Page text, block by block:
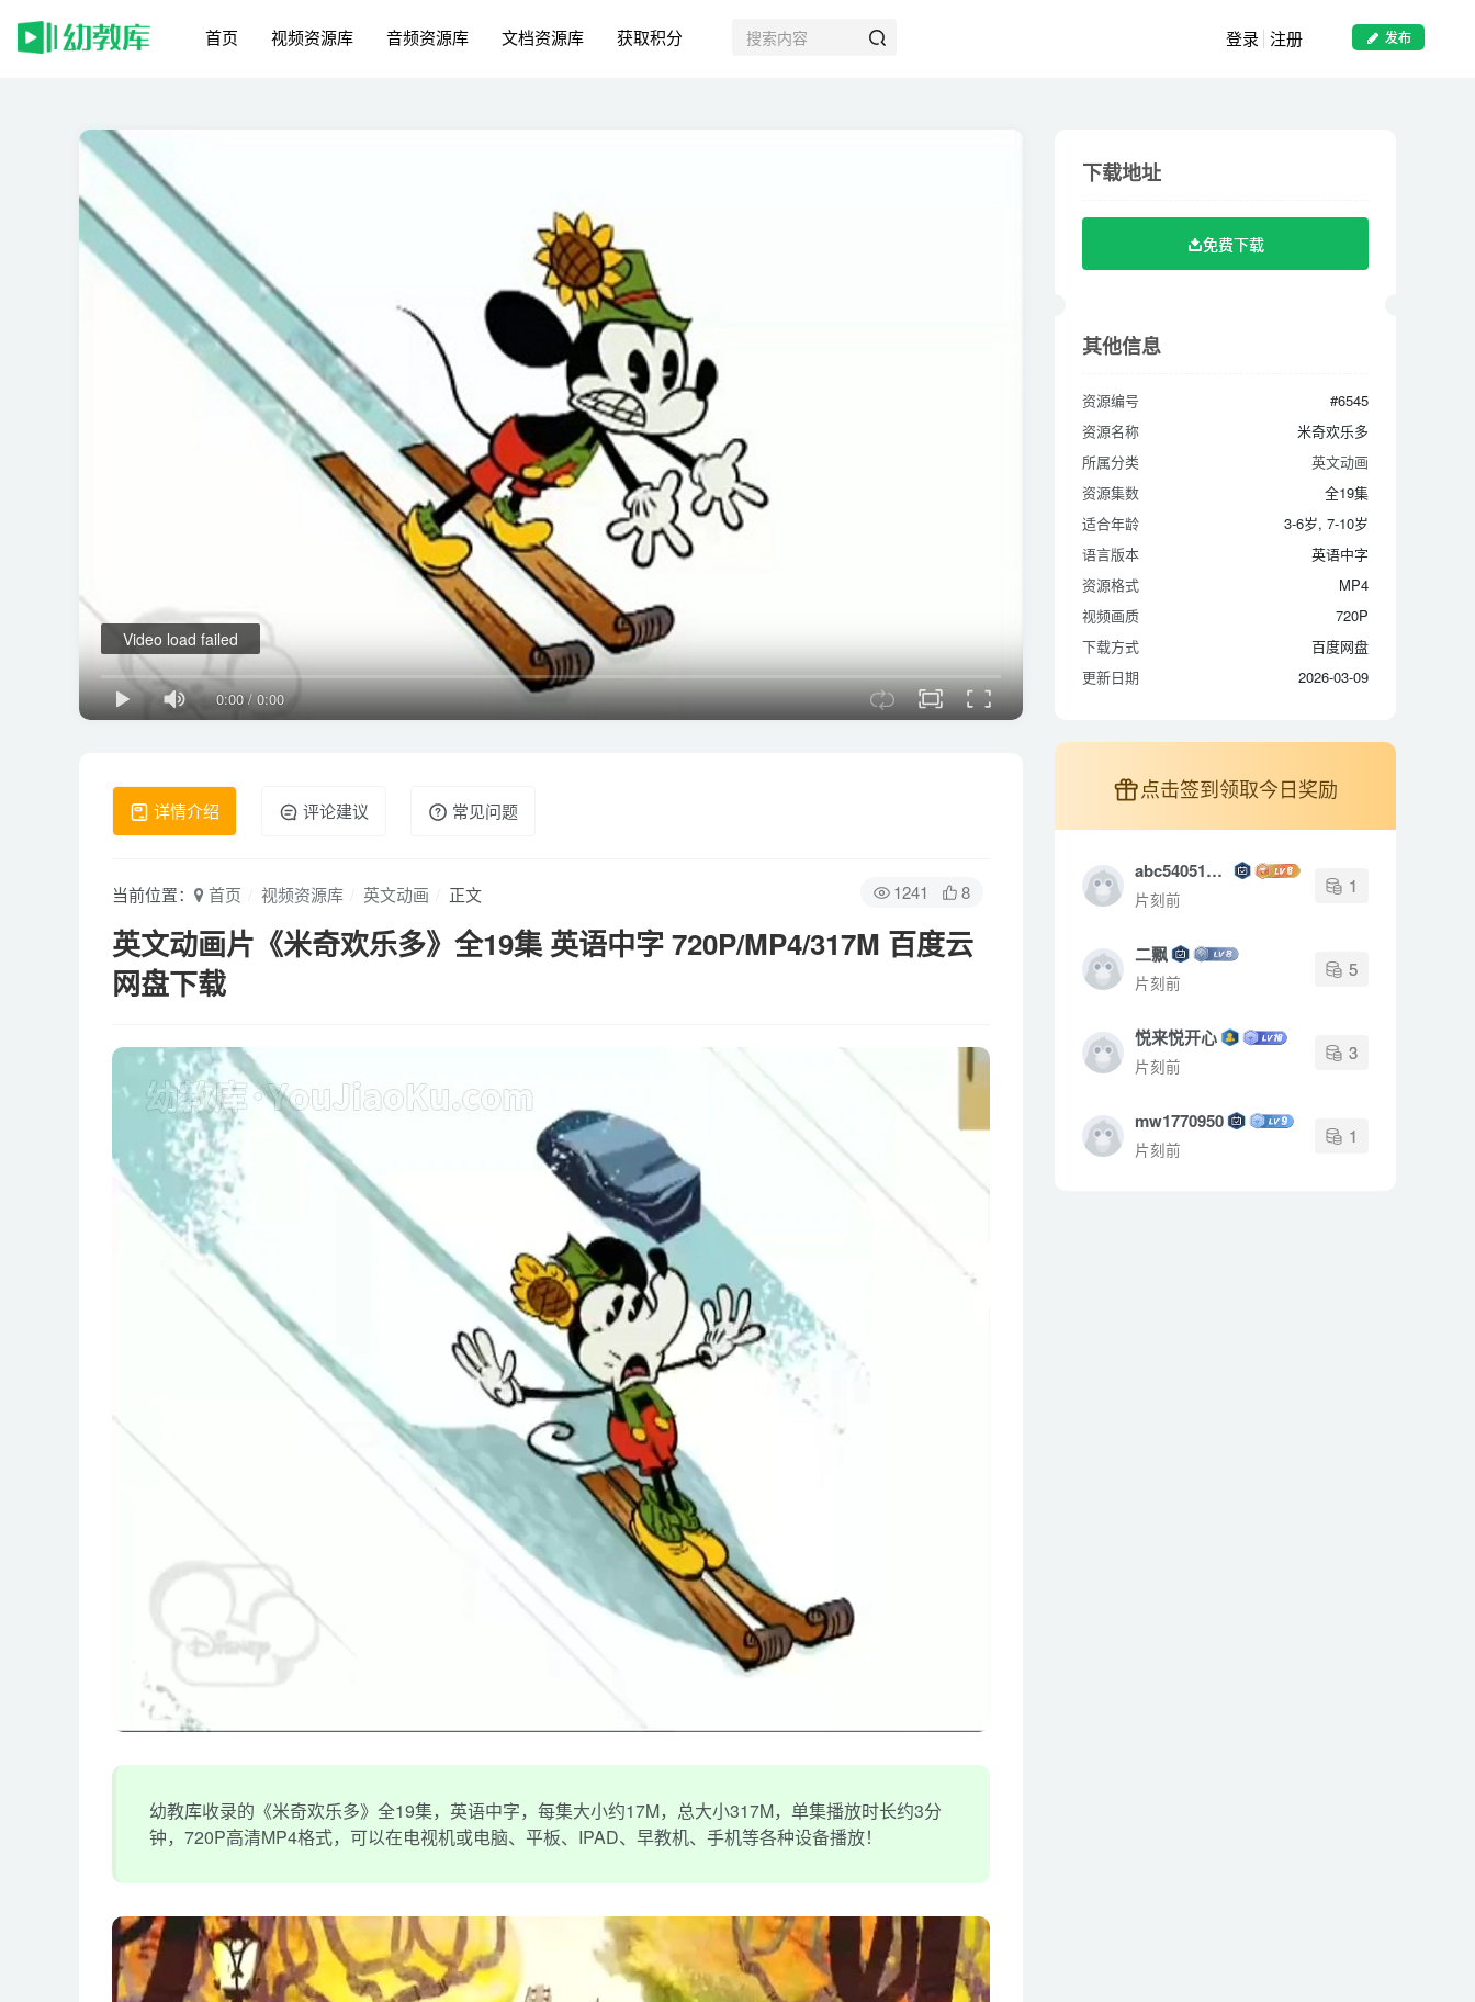
首页 视频资源库 音频资源库 文档资源库 获取积分 发布
登录 注册
0:00/0:00
Video load failed
详情介绍 评论建议 常见问题
1241 8
当前位置： 首页 视频资源库 英文动画 正文
英文动画片《米奇欢乐多》全19集 英语中字 720P/MP4/317M 百度云
网盘下载
幼教库收录的《米奇欢乐多》全19集，英语中字，每集大小约17M，总大小317M，单集播放时长约3分
钟，720P高清MP4格式，可以在电视机或电脑、平板、IPAD、早教机、手机等各种设备播放！
免费下载
资源名称
米奇欢乐多
所属分类
英文动画
资源集数
全19集
适合年龄
3-6岁, 7-10岁
语言版本
英语中字
资源格式
MP4
视频画质
720P
下载方式
百度网盘
更新日期
2026-03-09
下载地址
免费下载
其他信息
资源编号
#6545
资源名称
米奇欢乐多
所属分类
英文动画
资源集数
全19集
适合年龄
3-6岁, 7-10岁
语言版本
英语中字
资源格式
MP4
视频画质
720P
下载方式
百度网盘
更新日期
2026-03-09
点击签到领取今日奖励
abc540518880
片刻前
1
二飘
片刻前
5
悦来悦开心
片刻前
3
mw1770950
片刻前
1